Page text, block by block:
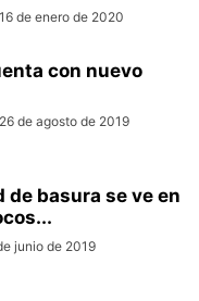
16 de enero de 2020
con nuevo
26 de agosto de 2019
de basura se ve en
junio de 2019